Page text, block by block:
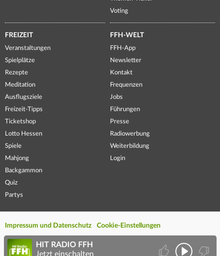
Voting
FREIZEIT
Veranstaltungen
Spielplätze
Rezepte
Meditation
Ausflugsziele
Freizeit-Tipps
Ticketshop
Lotto Hessen
Spiele
Mahjong
Backgammon
Quiz
Partys
FFH-WELT
FFH-App
Newsletter
Kontakt
Frequenzen
Jobs
Führungen
Presse
Radiowerbung
Weiterbildung
Login
Impressum und Datenschutz Cookie-Einstellungen
HIT RADIO FFH
Jetzt einschalten